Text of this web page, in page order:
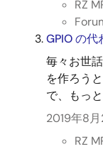
RZ
GPIO の代
毎々お世
を作ろう
で、もっ
2019年8月
RZ